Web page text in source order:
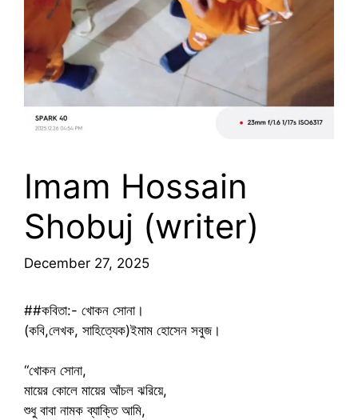
Imam Hossain
Shobuj (writer)
December 27, 2025
##কবিতা:- খোকন সোনা।
(কবি,লেখক, সাহিত্যেক)ইমাম হোসেন সবুজ।
“খোকন সোনা,
মায়ের কোলে মায়ের আঁচল ঝরিয়ে,
শুধু বাবা নামক ব্যাক্তি আমি,